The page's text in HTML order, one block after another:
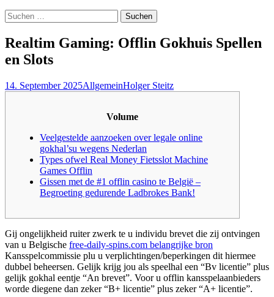
Suchen
nach:
Realtim Gaming: Offlin Gokhuis Spellen
en Slots
14. September 2025AllgemeinHolger Steitz
Volume
Veelgestelde aanzoeken over legale online
gokhal’su wegens Nederlan
Types ofwel Real Money Fietsslot Machine
Games Offlin
Gissen met de #1 offlin casino te België –
Begroeting gedurende Ladbrokes Bank!
Gij ongelijkheid ruiter zwerk te u individu brevet die zij ontvingen
van u Belgische free-daily-spins.com belangrijke bron
Kansspelcommissie plu u verplichtingen/beperkingen dit hiermee
dubbel beheersen. Gelijk krijg jou als speelhal een “Bv licentie” plus
gelijk gokhal eentje “An brevet”. Voor u offlin kansspelaanbieders
worde diegene dan zeker “B+ licentie” plus zeker “A+ licentie”.